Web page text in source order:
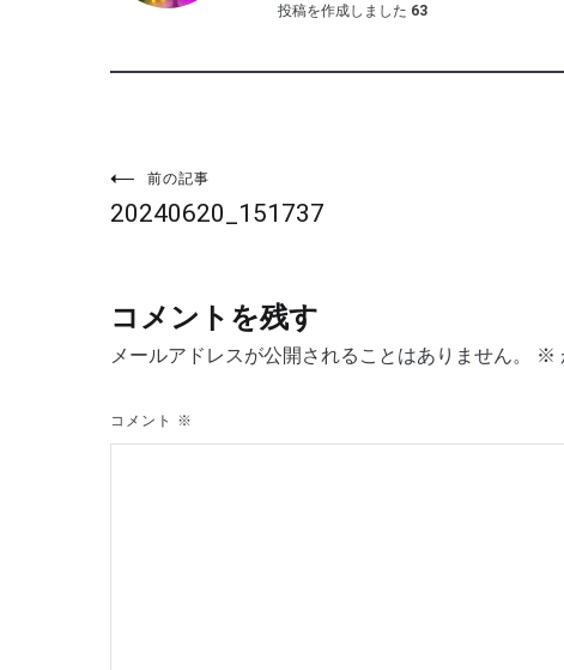
投稿を作成しました 63
投
ナ
ビ
ゲ
前の記事
20240620_151737
コメントを残す
メールアドレスが公開されることはありません。 ※
コメント ※